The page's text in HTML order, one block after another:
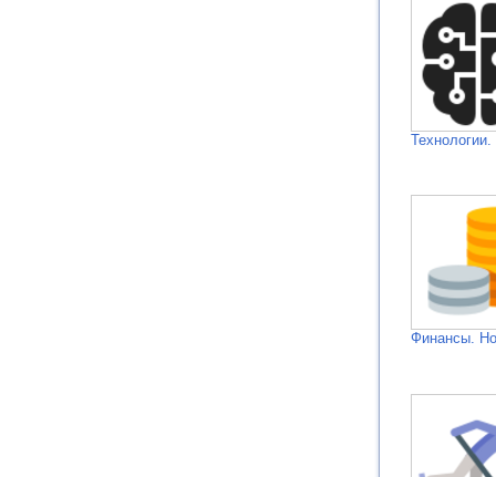
Финансы.